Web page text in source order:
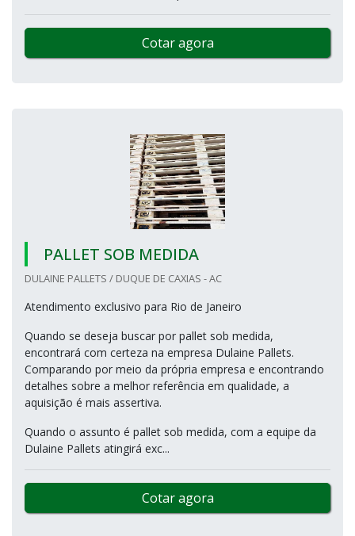
Cotar agora
PALLET SOB MEDIDA
DULAINE PALLETS / DUQUE DE CAXIAS - AC
Atendimento exclusivo para Rio de Janeiro
Quando se deseja buscar por pallet sob medida,
encontrará com certeza na empresa Dulaine Pallets.
Comparando por meio da própria empresa e encontrando
detalhes sobre a melhor referência em qualidade, a
aquisição é mais assertiva.
Quando o assunto é pallet sob medida, com a equipe da
Dulaine Pallets atingirá exc...
Cotar agora